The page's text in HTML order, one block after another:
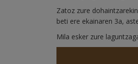
Zatoz zure
beti ere ekainaren 3a,
Mila esker zure